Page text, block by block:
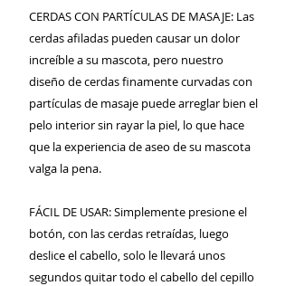
CERDAS CON PARTÍCULAS DE MASAJE: Las
cerdas afiladas pueden causar un dolor
increíble a su mascota, pero nuestro
diseño de cerdas finamente curvadas con
partículas de masaje puede arreglar bien el
pelo interior sin rayar la piel, lo que hace
que la experiencia de aseo de su mascota
valga la pena.
FÁCIL DE USAR: Simplemente presione el
botón, con las cerdas retraídas, luego
deslice el cabello, solo le llevará unos
segundos quitar todo el cabello del cepillo